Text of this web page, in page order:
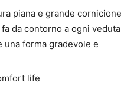
piana e grande cornicione
da contorno a ogni veduta
una forma gradevole e